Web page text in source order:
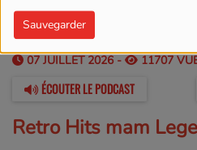
Sauvegarder
07 JUILLET 2026 - 11707
ÉCOUTER LE PODCAST
Retro Hits mam